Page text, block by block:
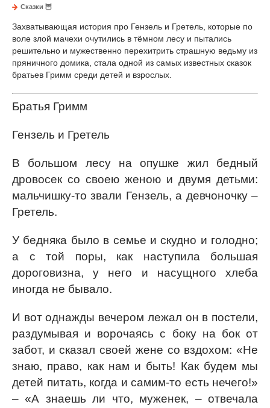
Сказки 🦉
Захватывающая история про Гензель и Гретель, которые по
воле злой мачехи очутились в тёмном лесу и пытались
решительно и мужественно перехитрить страшную ведьму из
пряничного домика, стала одной из самых известных сказок
братьев Гримм среди детей и взрослых.
Братья Гримм
Гензель и Гретель
В большом лесу на опушке жил бедный
дровосек со своею женою и двумя детьми:
мальчишку-то звали Гензель, а девчоночку –
Гретель.
У бедняка было в семье и скудно и голодно;
а с той поры, как наступила большая
дороговизна, у него и насущного хлеба
иногда не бывало.
И вот однажды вечером лежал он в постели,
раздумывая и ворочаясь с боку на бок от
забот, и сказал своей жене со вздохом: «Не
знаю, право, как нам и быть! Как будем мы
детей питать, когда и самим-то есть нечего!»
– «А знаешь ли что, муженек, – отвечала